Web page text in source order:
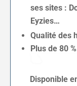
ses sites :
Eyzies…
Qualité des
Plus de 80
Disponible